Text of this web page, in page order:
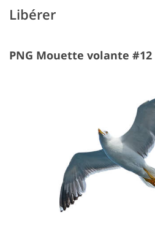
Libérer
PNG Mouette volante